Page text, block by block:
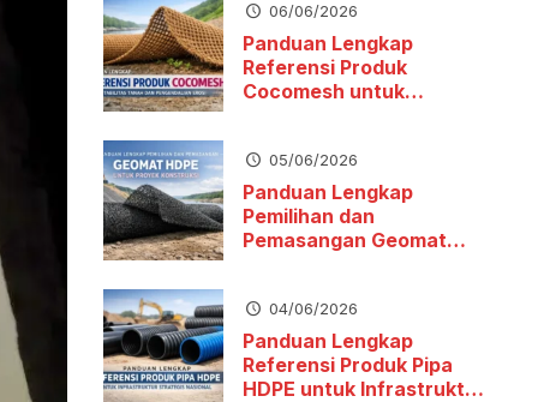
06/06/2026
Panduan Lengkap
Referensi Produk
Cocomesh untuk
05/06/2026
Panduan Lengkap
Pemilihan dan
Pemasangan Geomat
04/06/2026
Panduan Lengkap
Referensi Produk Pipa
HDPE untuk Infrastruktur